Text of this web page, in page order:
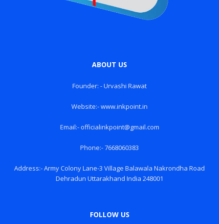
ABOUT US
Founder: - Urvashi Rawat
Website:- www.inkpoint.in
Email:- officialinkpoint@gmail.com
Phone:- 7668060383
Address:- Army Colony Lane-3 Village Balawala Nakrondha Road
Dehradun Uttarakhand India 248001
FOLLOW US